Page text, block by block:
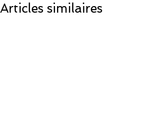
Articles similaires